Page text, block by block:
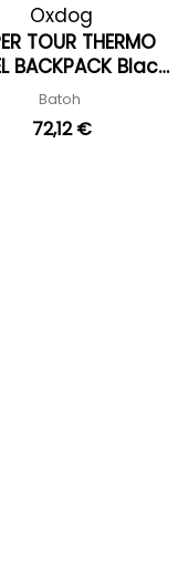
Oxdog
TOUR THERMO
BACKPACK Black
'25
Batoh
72,12 €